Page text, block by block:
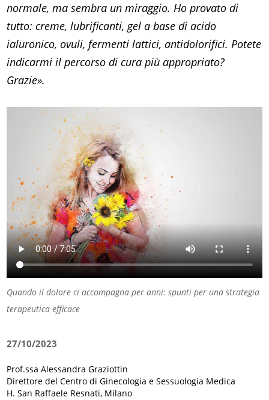
normale, ma sembra un miraggio. Ho provato di
tutto: creme, lubrificanti, gel a base di acido
ialuronico, ovuli, fermenti lattici, antidolorifici. Potete
indicarmi il percorso di cura più appropriato?
Grazie».
Quando il dolore ci accompagna per anni: spunti per una strategia
terapeutica efficace
27/10/2023
Prof.ssa Alessandra Graziottin
Direttore del Centro di Ginecologia e Sessuologia Medica
H. San Raffaele Resnati, Milano